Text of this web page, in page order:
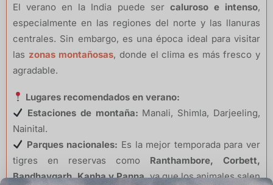
El verano en la India puede ser caluroso e intenso,
especialmente en las regiones del norte y las llanuras
centrales. Sin embargo, es una época ideal para visitar
las zonas montañosas, donde el clima es más fresco y
agradable.
Lugares recomendados en verano:
Estaciones de montaña: Manali, Shimla, Darjeeling,
Nainital.
Parques nacionales: Es la mejor temporada para ver
tigres en reservas como Ranthambore, Corbett,
Bandhavgarh, Kanha y Panna, ya que los animales salen